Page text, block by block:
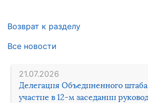
21.07.2026
Делегация Объединенного
участие в 12-м заседании
Возврат к разделу
Все новости